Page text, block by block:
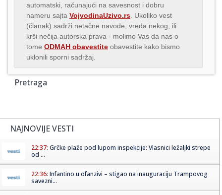
automatski, računajući na savesnost i dobru
nameru sajta VojvodinaUzivo.rs . Ukoliko vest
(članak) sadrži netačne navode, vređa nekog, ili
krši nečija autorska prava - molimo Vas da nas o
tome ODMAH obavestite obavestite kako bismo
uklonili sporni sadržaj.
Pretraga
NAJNOVIJE VESTI
22:37: Grčke plaže pod lupom inspekcije: Vlasnici ležaljki strepe
od ...
22:36: Infantino u ofanzivi – stigao na inauguraciju Trampovog
savezni...